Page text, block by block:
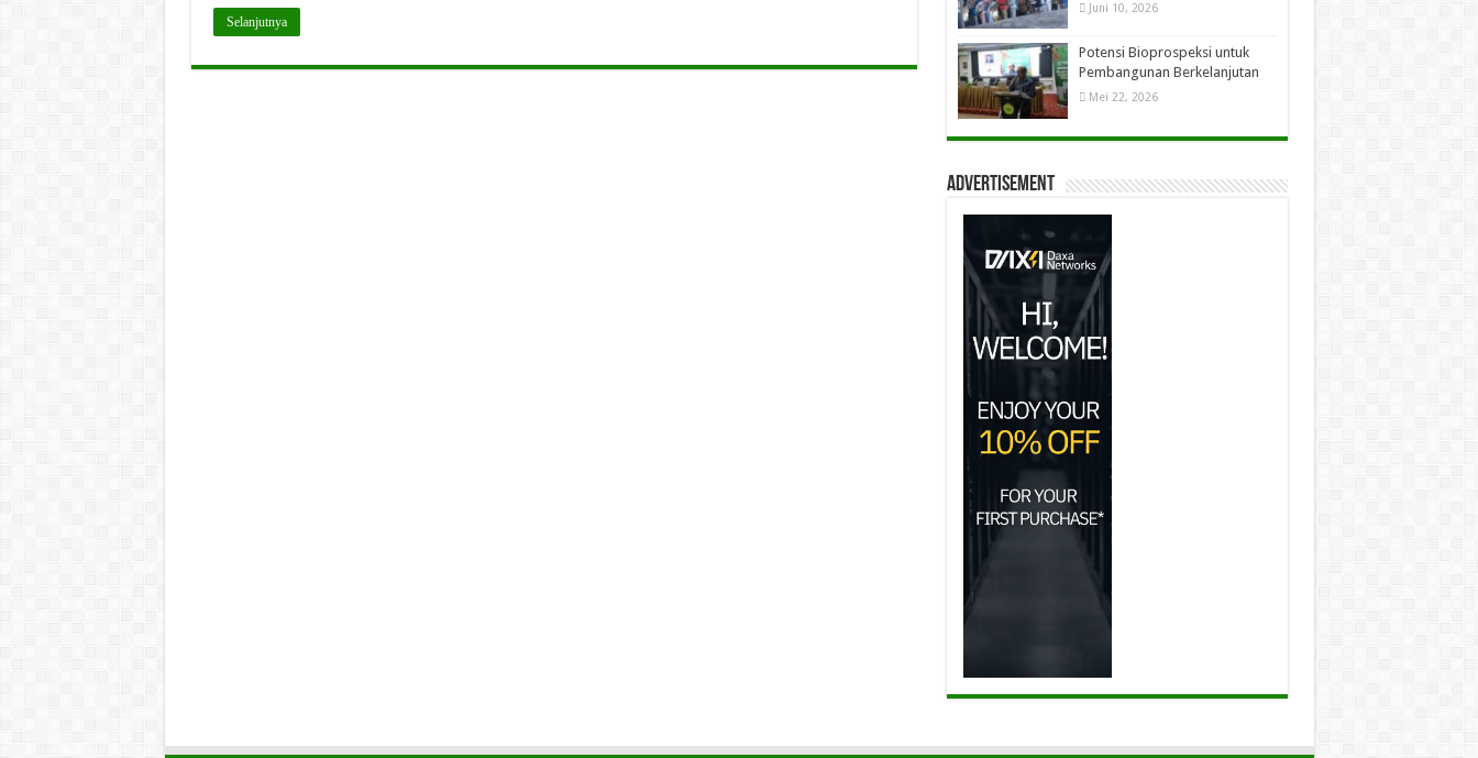
Selanjutnya
Juni 10, 2026
Potensi Bioprospeksi untuk
Pembangunan Berkelanjutan
Mei 22, 2026
Advertisement